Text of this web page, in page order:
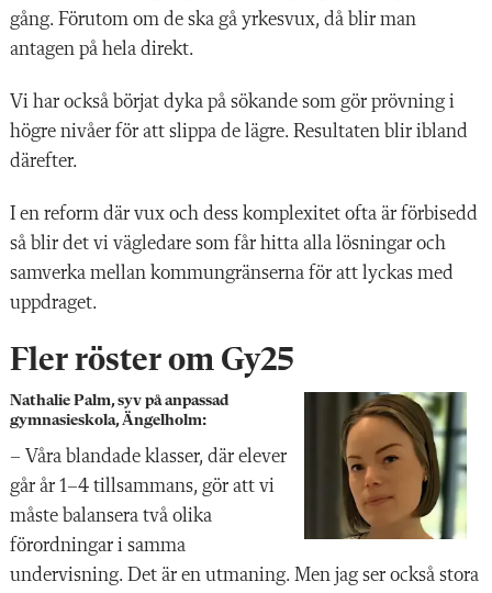
gång. Förutom om de ska gå yrkesvux, då blir man
antagen på hela direkt.
Vi har också börjat dyka på sökande som gör prövning i
högre nivåer för att slippa de lägre. Resultaten blir ibland
därefter.
I en reform där vux och dess komplexitet ofta är förbisedd
så blir det vi vägledare som får hitta alla lösningar och
samverka mellan kommungränserna för att lyckas med
uppdraget.
Fler röster om Gy25
Nathalie Palm, syv på anpassad
gymnasieskola, Ängelholm:
– Våra blandade klasser, där elever
går år 1–4 tillsammans, gör att vi
måste balansera två olika
förordningar i samma
undervisning. Det är en utmaning. Men jag ser också stora